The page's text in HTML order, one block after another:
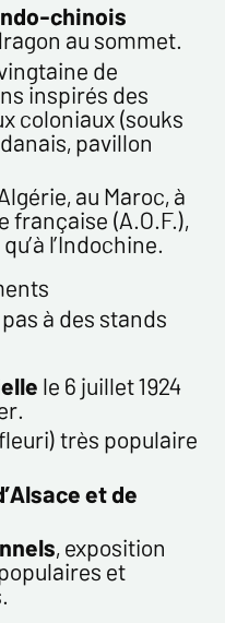
chinois
au sommet.
de
inspirés des
coloniaux (souks
pavillon
au Maroc, à
française (A.O.F.),
l’Indochine.
à des stands
le 6 juillet 1924
très populaire
et de
, exposition
et